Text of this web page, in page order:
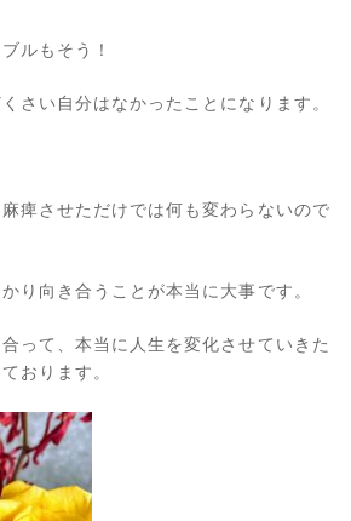
ルもそう！
さい自分はなかったことになります。
痺させただけでは何も変わらないので
り向き合うことが本当に大事です。
って、本当に人生を変化させていきた
おります。